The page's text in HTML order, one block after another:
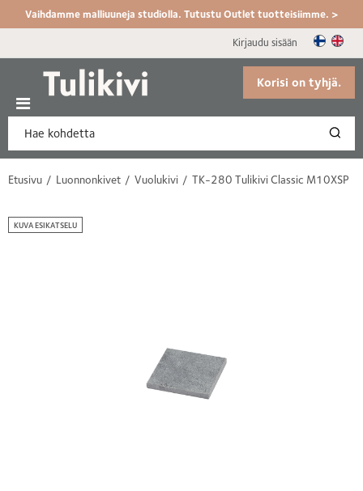
Vaihdamme malliuuneja studiolla. Tutustu Outlet tuotteisiimme. >
Kirjaudu sisään
Korisi on tyhjä.
Etusivu Luonnonkivet Vuolukivi TK-280 Tulikivi Classic M10XSP
KUVA ESIKATSELU